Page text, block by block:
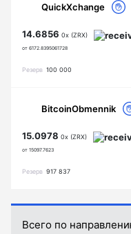
QuickXchange
14.6856 0x (ZRX)
от 6172.8395061728
Резерв 100 000
BitcoinObmennik
15.0978 0x (ZRX)
от 15097.7623
Резерв 917 837
Всего по